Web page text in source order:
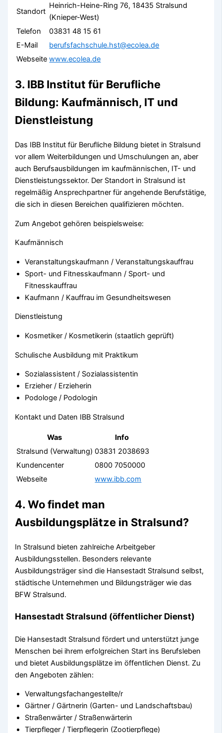
Standort
Heinrich-Heine-Ring 76, 18435 Stralsund
(Knieper-West)
Telefon
03831 48 15 61
E-Mail
berufsfachschule.hst@ecolea.de
Webseite www.ecolea.de
3. IBB Institut für Berufliche
Bildung: Kaufmännisch, IT und
Dienstleistung
Das IBB Institut für Berufliche Bildung bietet in Stralsund
vor allem Weiterbildungen und Umschulungen an, aber
auch Berufsausbildungen im kaufmännischen, IT- und
Dienstleistungssektor. Der Standort in Stralsund ist
regelmäßig Ansprechpartner für angehende Berufstätige,
die sich in diesen Bereichen qualifizieren möchten.
Zum Angebot gehören beispielsweise:
Kaufmännisch
Veranstaltungskaufmann / Veranstaltungskauffrau
Sport- und Fitnesskaufmann / Sport- und
Fitnesskauffrau
Kaufmann / Kauffrau im Gesundheitswesen
Dienstleistung
Kosmetiker / Kosmetikerin (staatlich geprüft)
Schulische Ausbildung mit Praktikum
Sozialassistent / Sozialassistentin
Erzieher / Erzieherin
Podologe / Podologin
Kontakt und Daten IBB Stralsund
Was
Info
Stralsund (Verwaltung) 03831 2038693
Kundencenter
0800 7050000
Webseite
www.ibb.com
4. Wo findet man
Ausbildungsplätze in Stralsund?
In Stralsund bieten zahlreiche Arbeitgeber
Ausbildungsstellen. Besonders relevante
Ausbildungsträger sind die Hansestadt Stralsund selbst,
städtische Unternehmen und Bildungsträger wie das
BFW Stralsund.
Hansestadt Stralsund (öffentlicher Dienst)
Die Hansestadt Stralsund fördert und unterstützt junge
Menschen bei ihrem erfolgreichen Start ins Berufsleben
und bietet Ausbildungsplätze im öffentlichen Dienst. Zu
den Angeboten zählen:
Verwaltungsfachangestellte/r
Gärtner / Gärtnerin (Garten- und Landschaftsbau)
Straßenwärter / Straßenwärterin
Tierpfleger / Tierpflegerin (Zootierpflege)